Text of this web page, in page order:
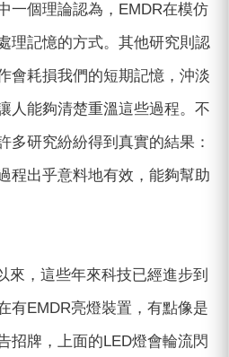
一個理論認為，EMDR在模仿
理記憶的方式。其他研究則認
會耗損我們的短期記憶，沖淡
人能夠清楚重溫這些過程。不
多研究紛紛得到真實的結果：
程出乎意料地有效，能夠幫助
來，這些年來科技已經進步到
有EMDR亮燈裝置，有點像是
招牌，上面的LED燈會輪流閃